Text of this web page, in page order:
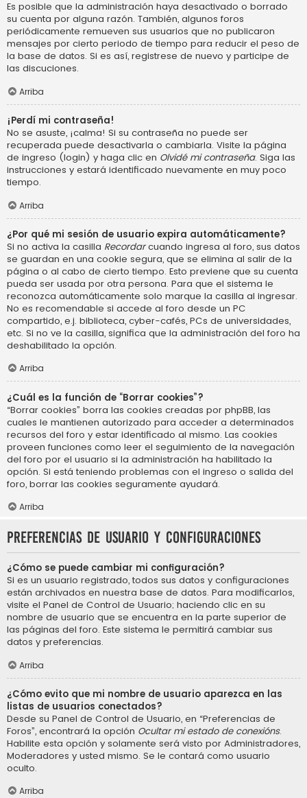
Es posible que la administración haya desactivado o borrado
su cuenta por alguna razón. También, algunos foros
periódicamente remueven sus usuarios que no publicaron
mensajes por cierto periodo de tiempo para reducir el peso de
la base de datos. Si es así, registrese de nuevo y participe de
las discuciones.
Arriba
¡Perdí mi contraseña!
No se asuste, ¡calma! Si su contraseña no puede ser
recuperada puede desactivarla o cambiarla. Visite la página
de ingreso (login) y haga clic en Olvidé mi contraseña. Siga las
instrucciones y estará identificado nuevamente en muy poco
tiempo.
Arriba
¿Por qué mi sesión de usuario expira automáticamente?
Si no activa la casilla Recordarcuando ingresa al foro, sus datos
se guardan en una cookie segura, que se elimina al salir de la
página o al cabo de cierto tiempo. Esto previene que su cuenta
pueda ser usada por otra persona. Para que el sistema le
reconozca automáticamente solo marque la casilla al ingresar.
No es recomendable si accede al foro desde un PC
compartido, e.j. biblioteca, cyber-cafés, PCs de universidades,
etc. Si no ve la casilla, significa que la administración del foro ha
deshabilitado la opción.
Arriba
¿Cuál es la función de “Borrar cookies”?
“Borrar cookies” borra las cookies creadas por phpBB, las
cuales le mantienen autorizado para acceder a determinados
recursos del foro y estar identificado al mismo. Las cookies
proveen funciones como leer el seguimiento de la navegación
del foro por el usuario si la administración ha habilitado la
opción. Si está teniendo problemas con el ingreso o salida del
foro, borrar las cookies seguramente ayudará.
Arriba
Preferencias de usuario y configuraciones
¿Cómo se puede cambiar mi configuración?
Si es un usuario registrado, todos sus datos y configuraciones
están archivados en nuestra base de datos. Para modificarlos,
visite el Panel de Control de Usuario; haciendo clic en su
nombre de usuario que se encuentra en la parte superior de
las páginas del foro. Este sistema le permitirá cambiar sus
datos y preferencias.
Arriba
¿Cómo evito que mi nombre de usuario aparezca en las
listas de usuarios conectados?
Desde su Panel de Control de Usuario, en “Preferencias de
Foros”, encontrará la opción Ocultar mi estado de conexións.
Habilite esta opción y solamente será visto por Administradores,
Moderadores y usted mismo. Se le contará como usuario
oculto.
Arriba